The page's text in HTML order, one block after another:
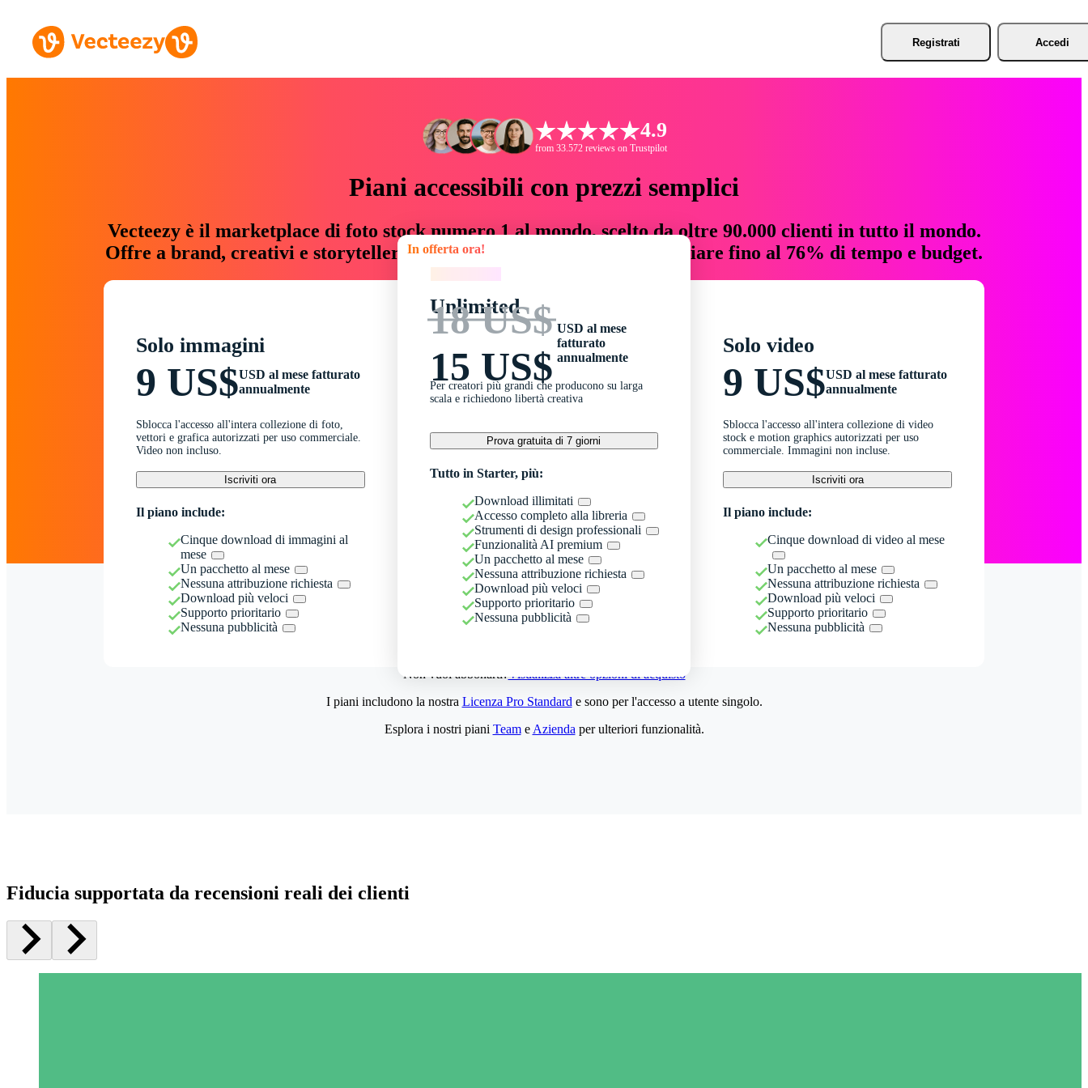
Registrati Accedi
4.9
from 33.572 reviews on Trustpilot
Piani accessibili con prezzi semplici
Vecteezy è il marketplace di foto stock numero 1 al mondo, scelto da oltre 90.000 clienti in tutto il mondo.
Offre a brand, creativi e storyteller risorse creative che fanno risparmiare fino al 76% di tempo e budget.
Solo immagini
9 US$USD al mese fatturato
annualmente
Sblocca l'accesso all'intera collezione di foto,
vettori e grafica autorizzati per uso commerciale.
Video non incluso.
Iscriviti ora
Il piano include:
Cinque download di immagini al
mese
Un pacchetto al mese
Nessuna attribuzione richiesta
Download più veloci
Supporto prioritario
Nessuna pubblicità
In offerta ora!
Unlimited
18 US$
15 US$
USD al mese
fatturato
annualmente
Per creatori più grandi che producono su larga
scala e richiedono libertà creativa
Prova gratuita di 7 giorni
Tutto in Starter, più:
Download illimitati
Accesso completo alla libreria
Strumenti di design professionali
Funzionalità AI premium
Un pacchetto al mese
Nessuna attribuzione richiesta
Download più veloci
Supporto prioritario
Nessuna pubblicità
Solo video
9 US$USD al mese fatturato
annualmente
Sblocca l'accesso all'intera collezione di video
stock e motion graphics autorizzati per uso
commerciale. Immagini non incluse.
Iscriviti ora
Il piano include:
Cinque download di video al mese
Un pacchetto al mese
Nessuna attribuzione richiesta
Download più veloci
Supporto prioritario
Nessuna pubblicità
Non vuoi abbonarti?Visualizza altre opzioni di acquisto
I piani includono la nostra Licenza Pro Standard e sono per l'accesso a utente singolo.
Esplora i nostri piani Teame Azienda per ulteriori funzionalità.
Fiducia supportata da recensioni reali dei clienti